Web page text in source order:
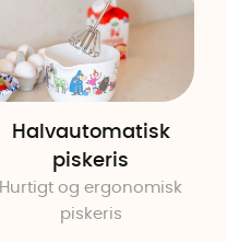
Halvautomatisk
piskeris
Hurtigt og ergonomisk
piskeris